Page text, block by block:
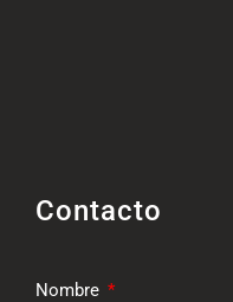
Contacto
Nombre